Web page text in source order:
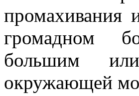
промахивания
громадном
большим
окружающей